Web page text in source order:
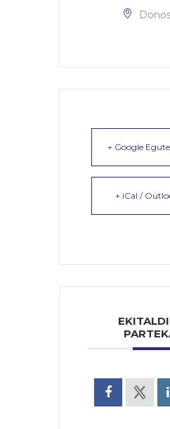
+ Google
+ iCal /